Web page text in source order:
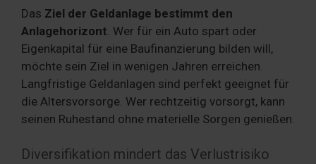
Das Ziel der Geldanlage bestimmt den
Anlagehorizont . Wer für ein Auto spart oder
Eigenkapital für eine Baufinanzierung bilden will,
möchte sein Ziel in wenigen Jahren erreichen.
Langfristige Geldanlagen sind perfekt geeignet für
die Altersvorsorge. Wer rechtzeitig vorsorgt, kann
seinen Ruhestand ohne materielle Sorgen genießen.
Diversifikation mindert das Verlustrisiko